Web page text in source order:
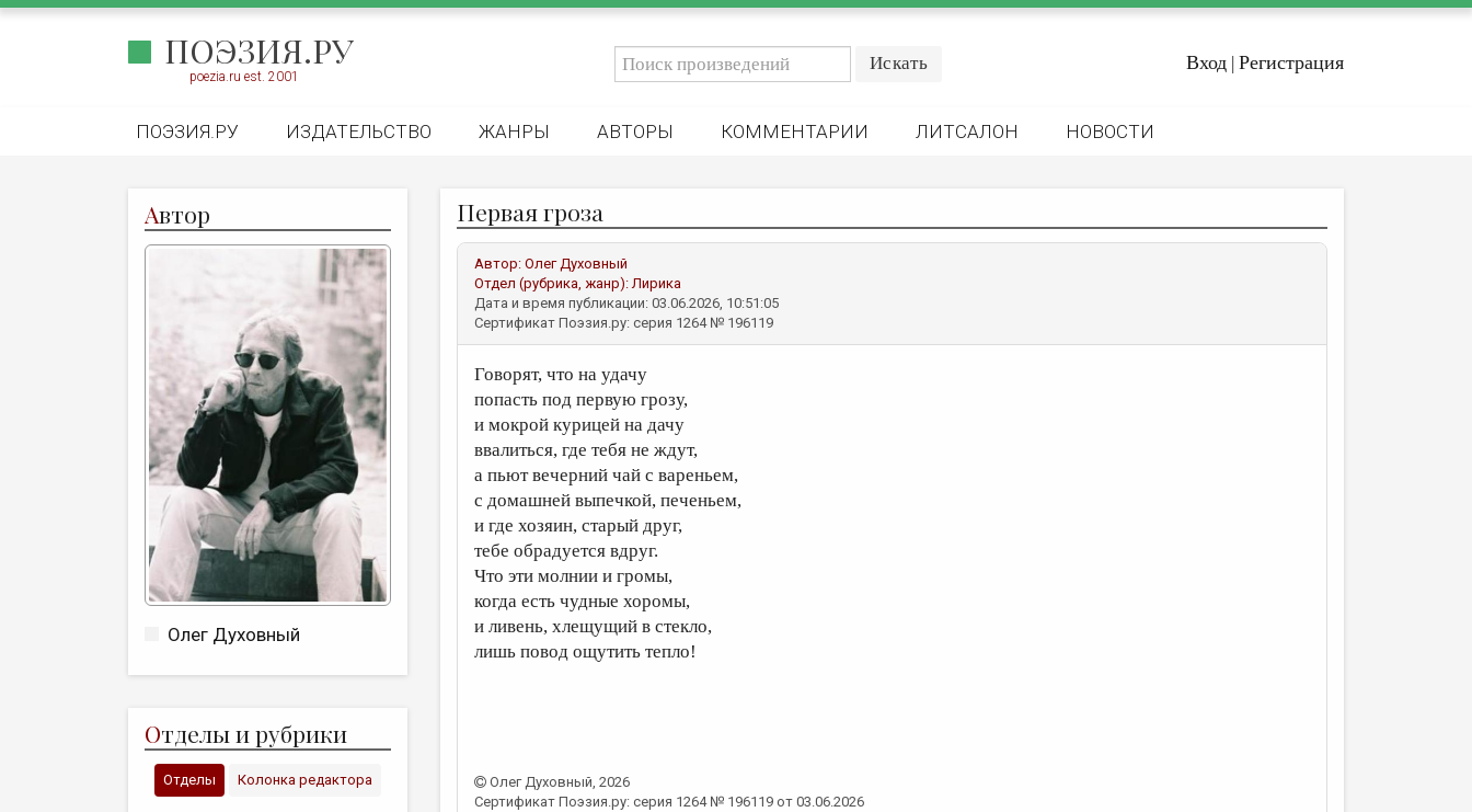
ПОЭЗИЯ.РУ
poezia.ru est. 2001
Вход | Регистрация
ПОЭЗИЯ.РУ ИЗДАТЕЛЬСТВО ЖАНРЫ АВТОРЫ КОММЕНТАРИИ ЛИТСАЛОН НОВОСТИ
Автор
Олег Духовный
Отделы и рубрики
Отделы Колонка редактора
Первая гроза
Автор: Олег Духовный
Отдел (рубрика, жанр):Лирика
Дата и время публикации: 03.06.2026, 10:51:05
Сертификат Поэзия.ру: серия 1264 № 196119
Говорят, что на удачу
попасть под первую грозу,
и мокрой курицей на дачу
ввалиться, где тебя не ждут,
а пьют вечерний чай с вареньем,
с домашней выпечкой, печеньем,
и где хозяин, старый друг,
тебе обрадуется вдруг.
Что эти молнии и громы,
когда есть чудные хоромы,
и ливень, хлещущий в стекло,
лишь повод ощутить тепло!
Олег Духовный, 2026
Сертификат Поэзия.ру: серия 1264 № 196119 от 03.06.2026